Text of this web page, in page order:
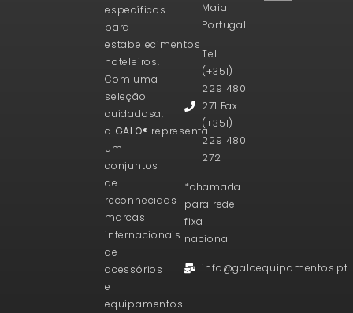
específicos
para
estabelecimentos
hoteleiros.
Com uma
seleção
cuidadosa,
a GALO® representa
um
conjuntos
de
reconhecidas
marcas
internacionais
de
acessórios
e
equipamentos
Maia
Portugal
Tel.
(+351)
229 480
271 Fax.
(+351)
229 480
272
*chamada
para rede
fixa
nacional
info@galoequipamentos.pt